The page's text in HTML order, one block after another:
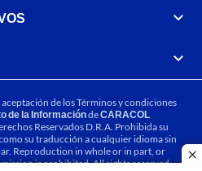
aceptación de losTérminos y condiciones
de la InformacióndeCARACOL
Reservados D.R.A. Prohibida su
su traducción a cualquier idioma sin
Reproduction in whole or in part, or
is prohibited. All rights reserved